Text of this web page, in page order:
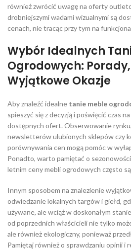
również zwrócić uwagę na oferty
drobniejszymi wadami wizualnymi są
cenach, nie tracąc przy tym na
Wybór Idealnych
Ogrodowych:
Wyjątkowe Okazje
Aby znaleźć idealne tanie meble
spieszyć się z decyzją i poświęcić czas
dostępnych ofert. Obserwowanie
newsletterów ulubionych sklepów czy
porównywania cen mogą pomóc w
Ponadto, warto pamiętać o
letnim ceny mebli ogrodowych często są
Innym sposobem na znalezienie
odwiedzanie lokalnych targów i giełd,
używane, ale wciąż w doskonałym stanie
od poprzednich właścicieli nie tylko
ale również ekologiczny, ponieważ
Pamiętaj również o sprawdzaniu opinii i